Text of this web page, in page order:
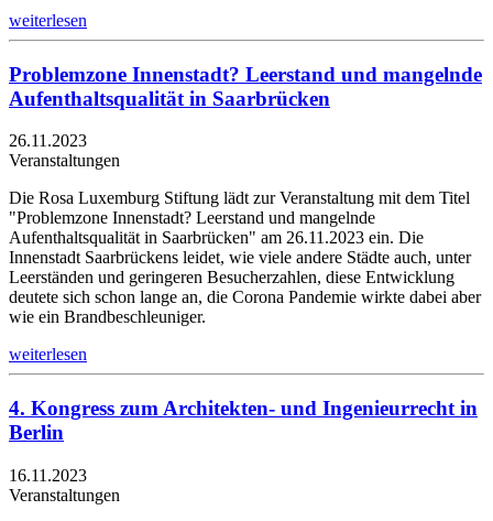
weiterlesen
Problemzone Innenstadt? Leerstand und mangelnde
Aufenthaltsqualität in Saarbrücken
26.11.2023
Veranstaltungen
Die Rosa Luxemburg Stiftung lädt zur Veranstaltung mit dem Titel
"Problemzone Innenstadt? Leerstand und mangelnde
Aufenthaltsqualität in Saarbrücken" am 26.11.2023 ein. Die
Innenstadt Saarbrückens leidet, wie viele andere Städte auch, unter
Leerständen und geringeren Besucherzahlen, diese Entwicklung
deutete sich schon lange an, die Corona Pandemie wirkte dabei aber
wie ein Brandbeschleuniger.
weiterlesen
4. Kongress zum Architekten- und Ingenieurrecht in
Berlin
16.11.2023
Veranstaltungen